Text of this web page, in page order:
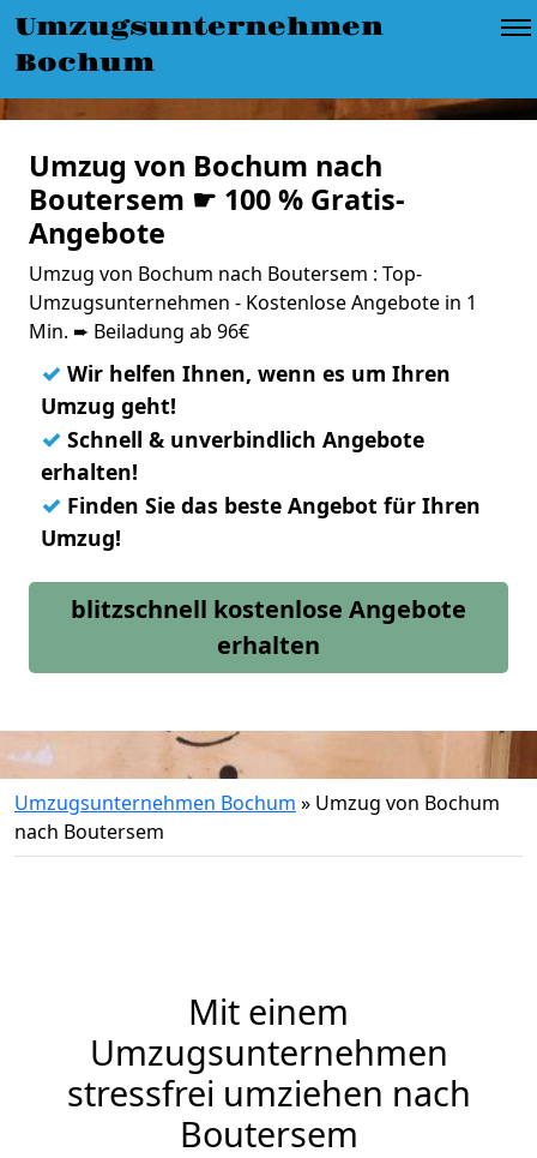
Umzugsunternehmen
Bochum
Umzug von Bochum nach
Boutersem ☛ 100 % Gratis-
Angebote
Umzug von Bochum nach Boutersem : Top-
Umzugsunternehmen - Kostenlose Angebote in 1
Min. ➨ Beiladung ab 96€
✓ Wir helfen Ihnen, wenn es um Ihren
Umzug geht!
✓ Schnell & unverbindlich Angebote
erhalten!
✓ Finden Sie das beste Angebot für Ihren
Umzug!
blitzschnell kostenlose Angebote
erhalten
Umzugsunternehmen Bochum » Umzug von Bochum
nach Boutersem
Mit einem
Umzugsunternehmen
stressfrei umziehen nach
Boutersem